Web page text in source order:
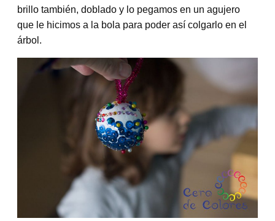
brillo también, doblado y lo pegamos en un agujero
que le hicimos a la bola para poder así colgarlo en el
árbol.